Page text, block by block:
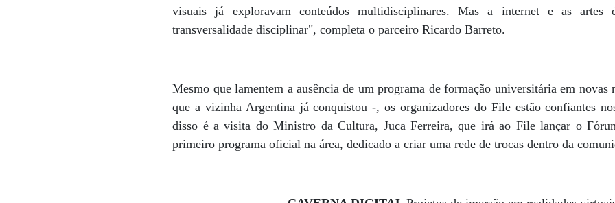
visuais já exploravam conteúdos multidisciplinares. Mas a internet e as artes
transversalidade disciplinar", completa o parceiro Ricardo Barreto.
Mesmo que lamentem a ausência de um programa de formação universitária em
que a vizinha Argentina já conquistou -, os organizadores do File estão confiantes
disso é a visita do Ministro da Cultura, Juca Ferreira, que irá ao File lançar o
primeiro programa oficial na área, dedicado a criar uma rede de trocas dentro da